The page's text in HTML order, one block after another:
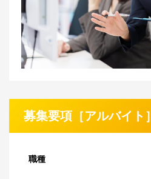
募集要項［アルバイト］
職種